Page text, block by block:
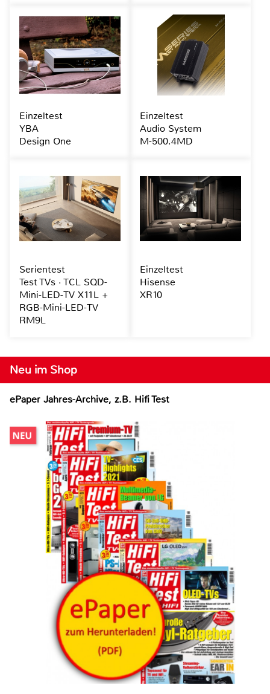
Neu im Shop
ePaper Jahres-Archive, z.B. Hifi Test
Einzeltest
YBA
Design One
Einzeltest
Audio System
M-500.4MD
Serientest
Test TVs · TCL SQD-
Mini-LED-TV X11L +
RGB-Mini-LED-TV
RM9L
Einzeltest
Hisense
XR10